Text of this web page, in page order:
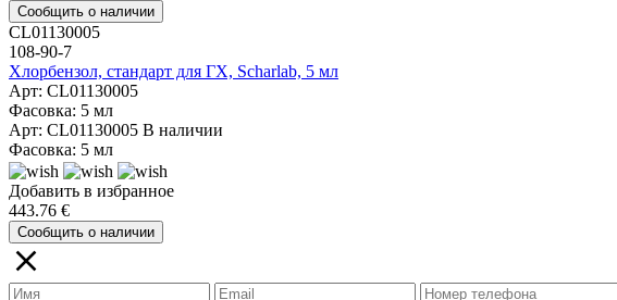
Сообщить о наличии
CL01130005
108-90-7
Хлорбензол, стандарт для ГХ, Scharlab, 5 мл
Арт: CL01130005
Фасовка: 5 мл
Арт: CL01130005 В наличии
Фасовка: 5 мл
Добавить в избранное
443.76 €
Сообщить о наличии